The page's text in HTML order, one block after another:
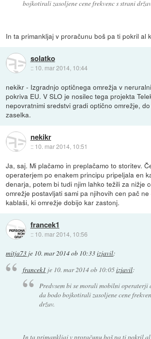
bojkotirali zasoljene cene frekvenc s strani
In ta primankljaj v proračunu boš pa ti pokril al
solatko
:: 10. mar 2014, 10:44
nekikr - Izgradnjo optičnega omrežja v
pokriva EU. V SLO je nosilec tega projekta
nepovratnimi sredstvi gradi optično omrežje,
zaselka.
nekikr
:: 10. mar 2014, 10:51
Ja, saj. Mi plačamo in preplačamo to storitev.
operaterjem po enakem principu pripeljala en
denarja, potem bi tudi njim lahko težili za nižje
omrežje postavljati sami pa njihovih cen pač
kablaši, ki omrežje dobijo kar zastonj.
francek1
:: 10. mar 2014, 10:56
mitja73 je 10. mar 2014 ob 10:33izjavil:
francek1 je 10. mar 2014 ob 10:05izjavil:
Predvsem bi se morali mobilni operaterji
da bodo bojkotirali zasoljene cene
držav.
In ta primankljaj v proračunu boš pa ti pokril